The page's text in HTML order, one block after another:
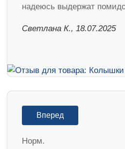
надеюсь выдержат
Светлана К., 18.07.2025
Вперед
Норм.